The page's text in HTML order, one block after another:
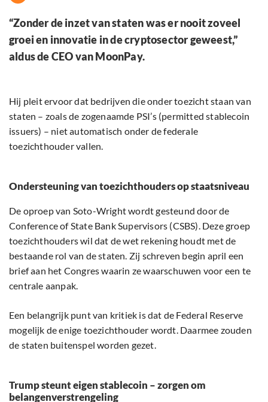
“Zonder de inzet van staten was er nooit zoveel
groei en innovatie in de cryptosector geweest,”
aldus de CEO van MoonPay.
Hij pleit ervoor dat bedrijven die onder toezicht staan van
staten – zoals de zogenaamde PSI’s (permitted stablecoin
issuers) – niet automatisch onder de federale
toezichthouder vallen.
Ondersteuning van toezichthouders op staatsniveau
De oproep van Soto-Wright wordt gesteund door de
Conference of State Bank Supervisors (CSBS). Deze groep
toezichthouders wil dat de wet rekening houdt met de
bestaande rol van de staten. Zij schreven begin april een
brief aan het Congres waarin ze waarschuwen voor een te
centrale aanpak.
Een belangrijk punt van kritiek is dat de Federal Reserve
mogelijk de enige toezichthouder wordt. Daarmee zouden
de staten buitenspel worden gezet.
Trump steunt eigen stablecoin – zorgen om
belangenverstrengeling